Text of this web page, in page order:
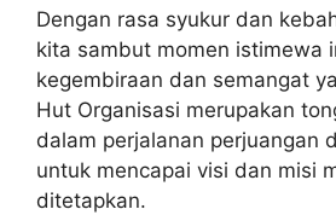
Dengan rasa syukur dan
kita sambut momen istimewa
kegembiraan dan semangat
Hut Organisasi merupakan
dalam perjalanan perjuangan
untuk mencapai visi dan misi
ditetapkan.